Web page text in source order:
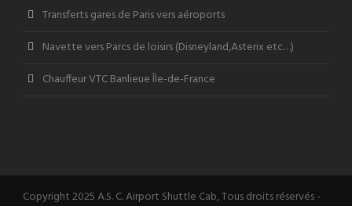
Transferts gares de Paris vers aéroports
Navette vers Parcs de loisirs (Disneyland,Asterix etc…)
Chauffeur VTC Banlieue Île-de-France
Copyright 2025 A.S. C. Airport Shuttle Cab, Tous droits réservés -